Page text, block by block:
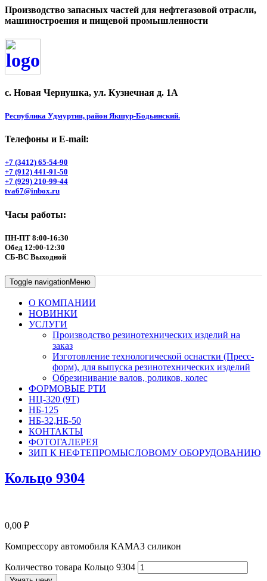
Производство запасных частей для нефтегазовой отрасли,
машиностроения и пищевой промышленности
с. Новая Чернушка, ул. Кузнечная д. 1А
Республика Удмуртия, район Якшур-Бодьинский.
Телефоны и Е-mail:
+7 (3412) 65-54-90
+7 (912) 441-91-50
+7 (929) 210-99-44
tva67@inbox.ru
Часы работы:
ПН-ПТ 8:00-16:30
Обед 12:00-12:30
СБ-ВС Выходной
Toggle navigationМеню
О КОМПАНИИ
НОВИНКИ
УСЛУГИ
Производство резинотехнических изделий на
заказ
Изготовление технологической оснастки (Пресс-
форм), для выпуска резинотехнических изделий
Обрезинивание валов, роликов, колес
ФОРМОВЫЕ РТИ
НЦ-320 (9Т)
НБ-125
НБ-32,НБ-50
КОНТАКТЫ
ФОТОГАЛЕРЕЯ
ЗИП К НЕФТЕПРОМЫСЛОВОМУ ОБОРУДОВАНИЮ
Кольцо 9304
0,00 ₽
Компрессору автомобиля КАМАЗ силикон
Количество товара Кольцо 9304